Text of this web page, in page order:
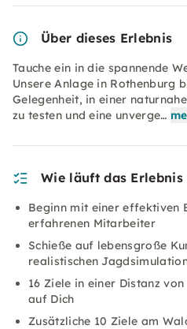
Über dieses Erlebnis
Tauche ein in die spannende
Unsere Anlage in Rothenburg
Gelegenheit, in einer
zu testen und eine unverge…
Wie läuft das Erlebnis
Beginn mit einer effektiven
erfahrenen Mitarbeiter
Schieße auf lebensgroße
realistischen
16 Ziele in einer Distanz
auf Dich
Zusätzliche 10 Ziele am